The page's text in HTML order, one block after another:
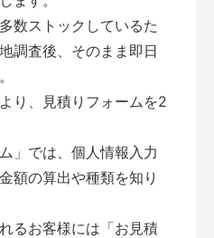
数ストックしているた
調査後、そのまま即日
り、見積りフォームを2
」では、個人情報入力
額の算出や種類を知り
るお客様には「お見積